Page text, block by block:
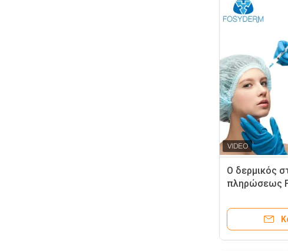
Ο δερμικός
πληρώσεως
έγχυση
τη μάνδρα